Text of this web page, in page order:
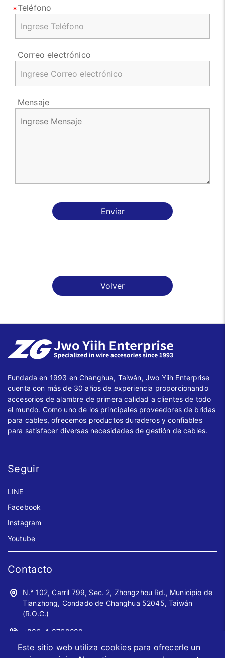
Teléfono
Correo electrónico
Mensaje
Enviar
Volver
Este sitio web utiliza cookies para ofrecerle un
Fundada en 1993 en Changhua, Taiwán, Jwo Yiih Enterprise
cuenta con más de 30 años de experiencia proporcionando
accesorios de alambre de primera calidad a clientes de todo
el mundo. Como uno de los principales proveedores de bridas
para cables, ofrecemos productos duraderos y confiables
para satisfacer diversas necesidades de gestión de cables.
Seguir
LINE
Facebook
Instagram
Youtube
Contacto
N.° 102, Carril 799, Sec. 2, Zhongzhou Rd., Municipio de
Tianzhong, Condado de Changhua 52045, Taiwán
(R.O.C.)
+886-4-8760280
+886-4-8760961